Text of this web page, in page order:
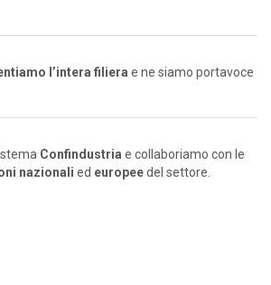
l’intera filiera e ne siamo portavoce
Confindustria e collaboriamo con le
nazionali ed europeedel settore.